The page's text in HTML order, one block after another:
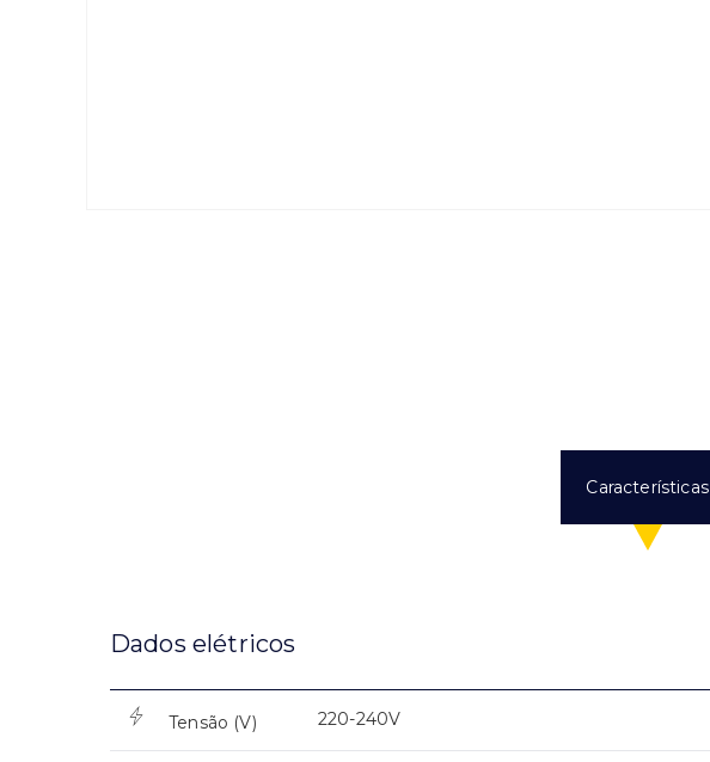
Características
Dados elétricos
Tensão (V) 220-240V